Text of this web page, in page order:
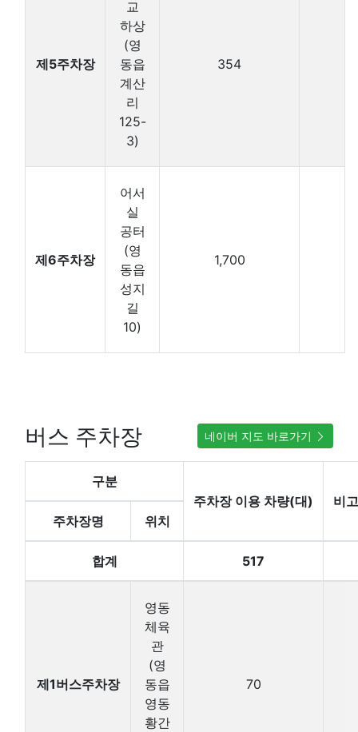
제5주차장
교
하상
(영
동읍
계산
리
125-
3)
354
제6주차장
어서
실
공터
(영
동읍
성지
길
10)
1,700
버스 주차장 네이버 지도 바로가기
구분
주차장 이용 차량(대)
비고
주차장명
위치
합계 517
제1버스주차장
영동
체육
관
(영
동읍
영동
황간
70